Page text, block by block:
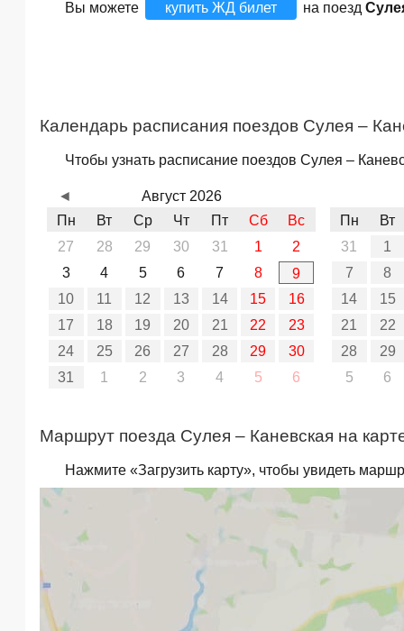
Вы можете купить ЖД билет на поезд
Календарь расписания поездов Сулея –
Чтобы узнать расписание поездов Сулея –
Август 2026
Пн
Вт Ср Чт Пт Сб
Вс
27
28 29 30 31 1
2
3
4 5 6 7 8
9
10
11 12 13 14 15
16
17
18 19 20 21 22
23
24
25 26 27 28 29
30
31
1 2 3 4 5 6
Пн
Вт
31
1
7
8
14
15
21
22
28
29
5
6
◄
Маршрут поезда Сулея – Каневская на
Нажмите «Загрузить карту», чтобы увидеть